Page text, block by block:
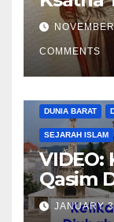
COMMENTS
DUNIA BARAT
SEJARAH ISLAM
VIDEO:
Qasim
Katolik
JANUARY